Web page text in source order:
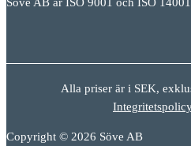
Alla priser är i SEK,
Copyright © 2026 Söve AB